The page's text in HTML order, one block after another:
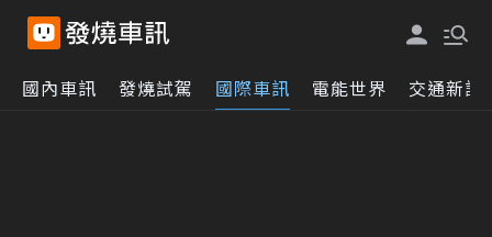
國內車訊 發燒試駕 國際車訊 電能世界 交通新訊